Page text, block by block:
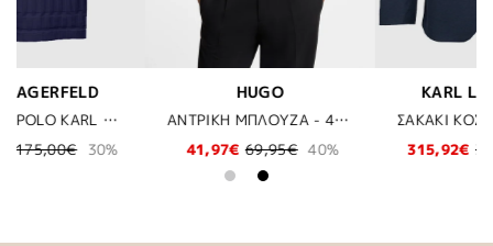
ΑΝΤΡΙΚΗ ΜΠΛΟΥΖΑ - 418 ΜΠΛΕ
KARL LAGERFELD
ΣΑΚΑΚΙ ΚΟΣΤΟΥΜΙΟΥ KARL LAGERFELD - 690 ΜΠΛΕ
315,92€
359,00€ 12%
ΜΠΛΟΥΖΑ BOSS - 100 ΛΕΥΚΟ
41,97€
59,95€ 30%